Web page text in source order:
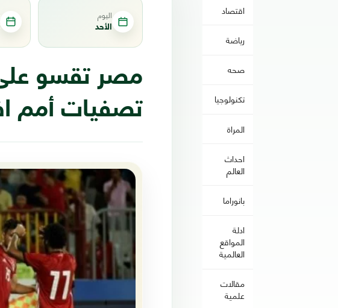
اقتصاد
رياضة
صحه
تكنولوجيا
المراة
احداث
العالم
بانوراما
ادلة
المواقع
العالمية
مقالات
علمية
اليوم
الأحد
مصر تقسو
تصفيات أمم